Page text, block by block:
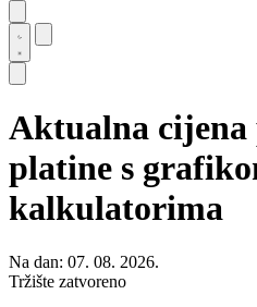
Aktualna cijena
platine s
kalkulatorima
Na dan: 07. 08. 2026.
Tržište zatvoreno